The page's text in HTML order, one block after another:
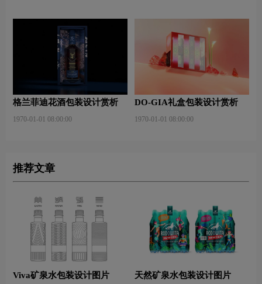
格兰菲迪花酒包装设计赏析
1970-01-01 08:00:00
DO-GIA礼盒包装设计赏析
1970-01-01 08:00:00
推荐文章
Viva矿泉水包装设计图片 天然矿泉水包装设计图片